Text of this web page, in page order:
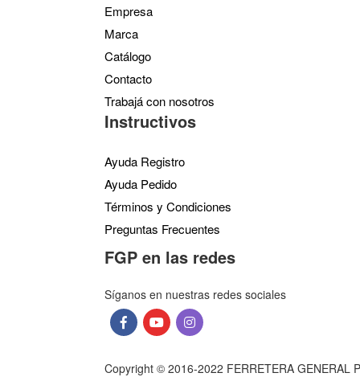
Empresa
Marca
Catálogo
Contacto
Trabajá con nosotros
Instructivos
Ayuda Registro
Ayuda Pedido
Términos y Condiciones
Preguntas Frecuentes
FGP en las redes
Síganos en nuestras redes sociales
Copyright © 2016-2022 FERRETERA GENERAL